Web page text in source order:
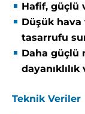
Hafif, güçlü
Düşük
tasarrufu
Daha güçlü
Teknik Veriler